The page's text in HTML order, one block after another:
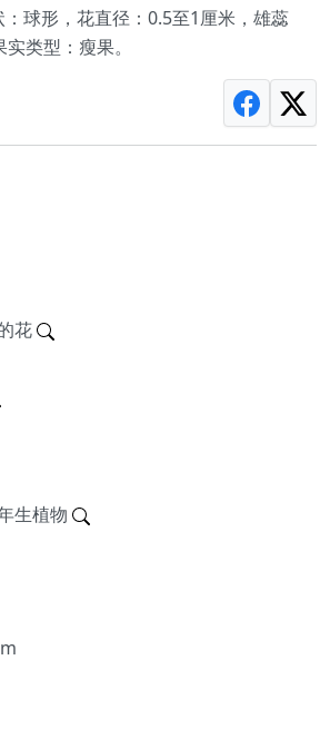
球形，花直径：0.5至1厘米，雄蕊
类型：瘦果。
花
生植物